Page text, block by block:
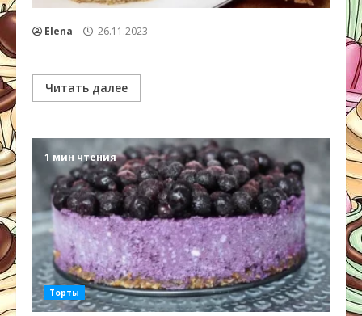
Elena 26.11.2023
Читать далее
1 мин чтения
Торты